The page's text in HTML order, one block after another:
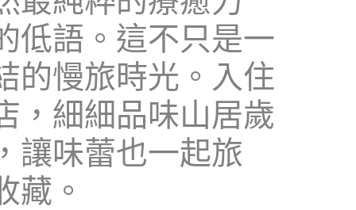
低語。這不只是一
的慢旅時光。入住
，細細品味山居歲
讓味蕾也一起旅
藏。